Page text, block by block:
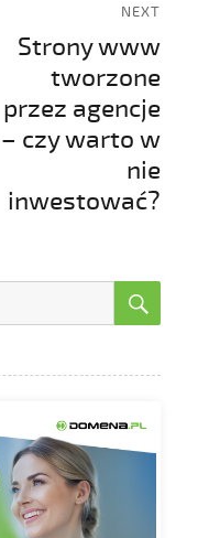
NEXT
NextStrony www
tworzone
przez agencje
– czy warto w
nie
inwestować?